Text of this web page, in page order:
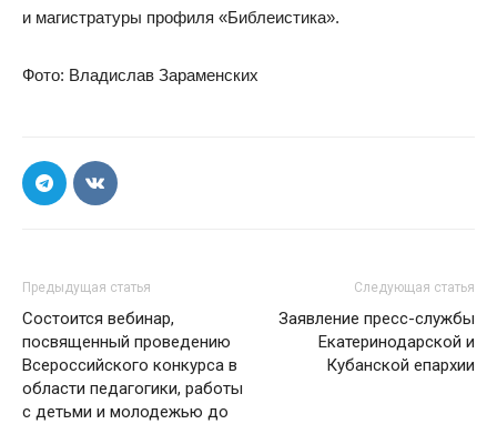
и магистратуры профиля «Библеистика».
Фото: Владислав Зараменских
Предыдущая статья
Состоится вебинар,
посвященный проведению
Всероссийского конкурса в
области педагогики, работы
с детьми и молодежью до
Следующая статья
Заявление пресс-службы
Екатеринодарской и
Кубанской епархии